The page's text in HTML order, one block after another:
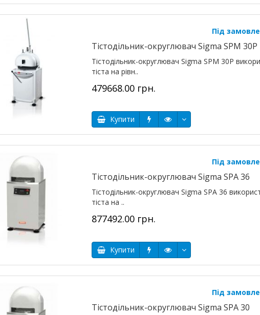
Під
Тістодільник-округлювач Sigma SPM 30P
Тістодільник-округлювач Sigma SPM 30Р
тіста на рівн..
479668.00 грн.
Купити
Під
Тістодільник-округлювач Sigma SPA 36
Тістодільник-округлювач Sigma SPA 36
тіста на ..
877492.00 грн.
Купити
Під
Тістодільник-округлювач Sigma SPA 30